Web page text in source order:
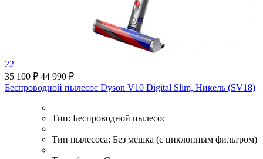
22
35 100 ₽ 44 990 ₽
Беспроводной пылесос Dyson V10 Digital Slim, Никель (SV18)
Тип: Беспроводной пылесос
Тип пылесоса: Без мешка (с циклонным фильтром)